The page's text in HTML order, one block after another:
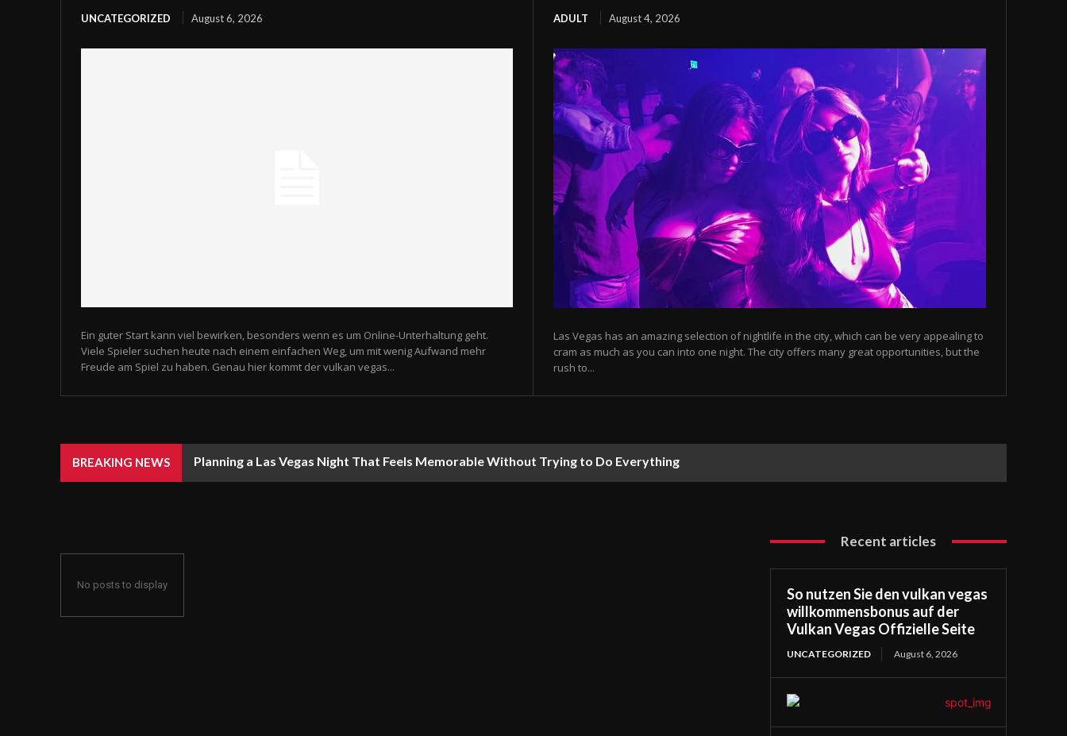
UNCATEGORIZED August 6, 2026
Ein guter Start kann viel bewirken, besonders wenn es um Online-Unterhaltung geht.
Viele Spieler suchen heute nach einem einfachen Weg, um mit wenig Aufwand mehr
Freude am Spiel zu haben. Genau hier kommt der vulkan vegas...
ADULT August 4, 2026
Las Vegas has an amazing selection of nightlife in the city, which can be very appealing to
cram as much as you can into one night. The city offers many great opportunities, but the
rush to...
BREAKING NEWS Planning a Las Vegas Night That Feels Memorable Without Trying to Do Everything
No posts to display
Recent articles
So nutzen Sie den vulkan vegas
willkommensbonus auf der
Vulkan Vegas Offizielle Seite
UNCATEGORIZED August 6, 2026